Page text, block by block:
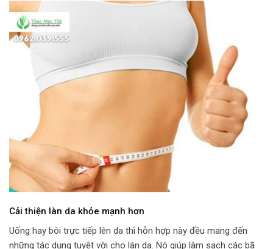
Cải thiện làn da khỏe mạnh hơn
Uống hay bôi trực tiếp lên da thì hỗn hợp này đều mang đến
những tác dụng tuyệt vời cho làn da. Nó giúp làm sạch các bã